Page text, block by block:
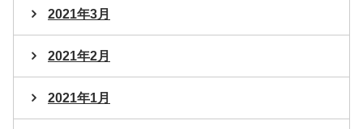
2021年3月
2021年2月
2021年1月